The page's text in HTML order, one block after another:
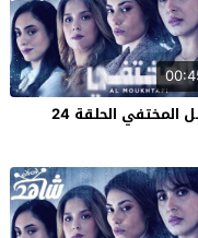
الحلقة 24